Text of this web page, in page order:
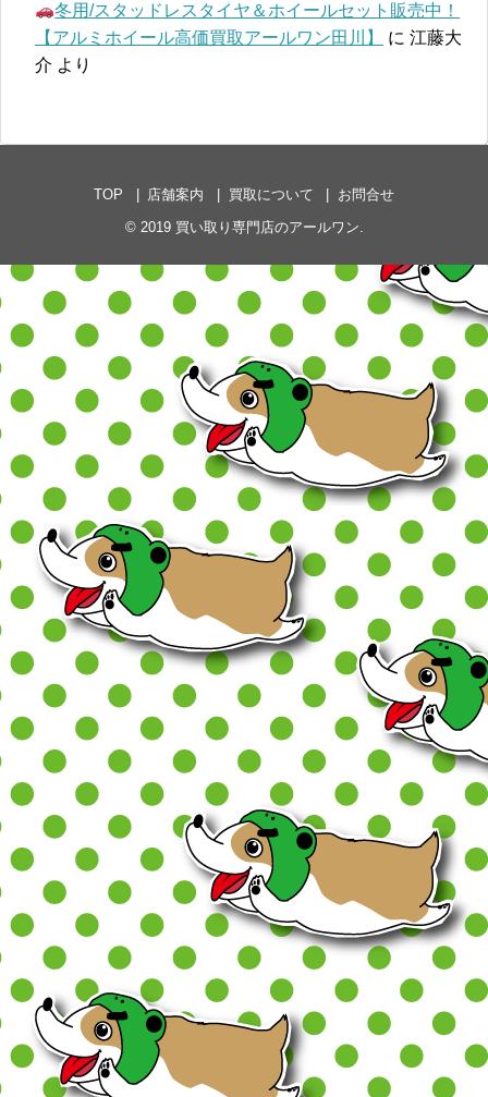
冬用/スタッドレスタイヤ＆ホイールセット販売中！
【アルミホイール高価買取アールワン田川】
に 江藤大
介 より
TOP 店舗案内 買取について
お問合せ
© 2019 買い取り専門店のアールワン